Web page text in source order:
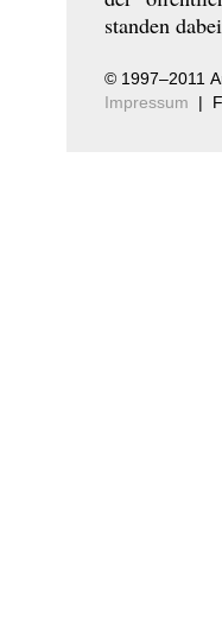
standen
© 1997–2011
Impressum |